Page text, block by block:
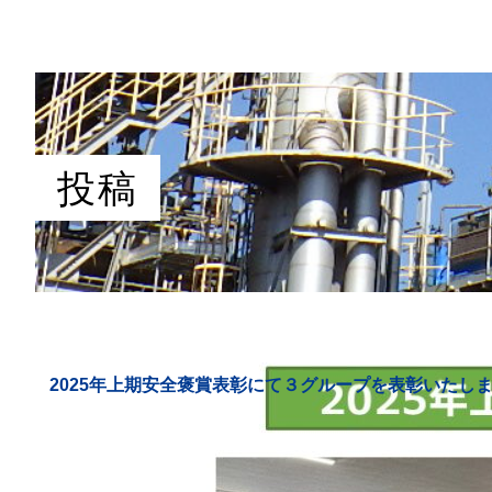
投稿
2025年上期安全褒賞表彰にて３グループを表彰いたし